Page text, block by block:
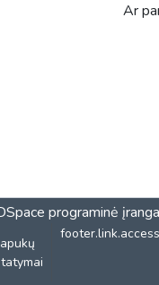
Ar
programinė įranga